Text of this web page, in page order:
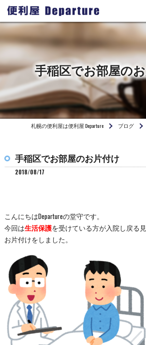
手稲区でお部屋の
札幌の便利屋は便利屋 Departure ブログ
手稲区でお部屋のお片付け
2018/08/17
こんにちはDepartureの堂守です。
今回は生活保護を受けている方が入院し戻る
お片付けをしました。